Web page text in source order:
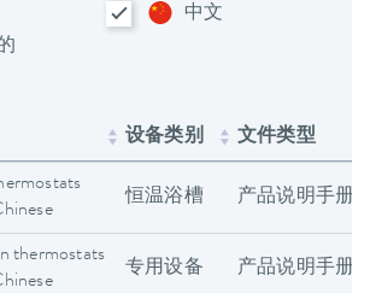
中文
设备类别 文件类型
恒温浴槽 产品说明手册
thermostats
专用设备 产品说明手册